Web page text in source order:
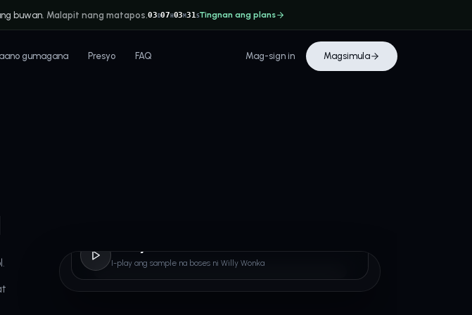
buwan. Malapit nang matapos.03D07H03M30 STingnan ang plans
gumagana Presyo FAQ Mag-sign in Magsimula
I-play ang sample na boses ni Willy Wonka